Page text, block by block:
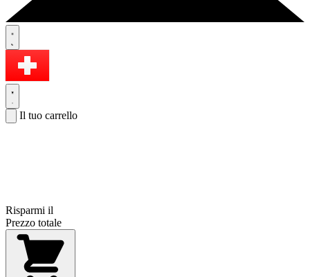
Il tuo carrello
Risparmi il
Prezzo totale